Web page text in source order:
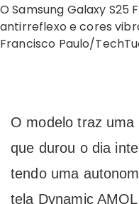
O Samsung Galaxy
antirreflexo e cores
Francisco Paulo/
O modelo traz
que durou o dia
tendo uma
tela Dynamic